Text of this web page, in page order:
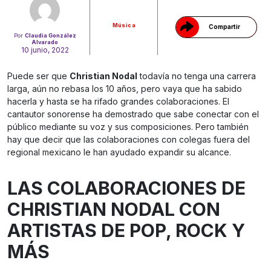
Por Claudia González
Alvarado
10 junio, 2022
Música Compartir
Puede ser que Christian Nodal todavía no tenga una carrera
larga, aún no rebasa los 10 años, pero vaya que ha sabido
hacerla y hasta se ha rifado grandes colaboraciones. El
cantautor sonorense ha demostrado que sabe conectar con el
público mediante su voz y sus composiciones. Pero también
hay que decir que las colaboraciones con colegas fuera del
regional mexicano le han ayudado expandir su alcance.
LAS COLABORACIONES DE
CHRISTIAN NODAL CON
ARTISTAS DE POP, ROCK Y
MÁS